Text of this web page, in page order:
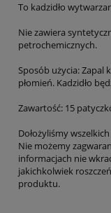
To kadzidło
Nie zawiera
petrochemicznych.
Sposób użycia: Zapal
płomień. Kadzidło
Zawartość: 15
Dołożyliśmy
Nie możemy
informacjach nie
jakichkolwiek
produktu.